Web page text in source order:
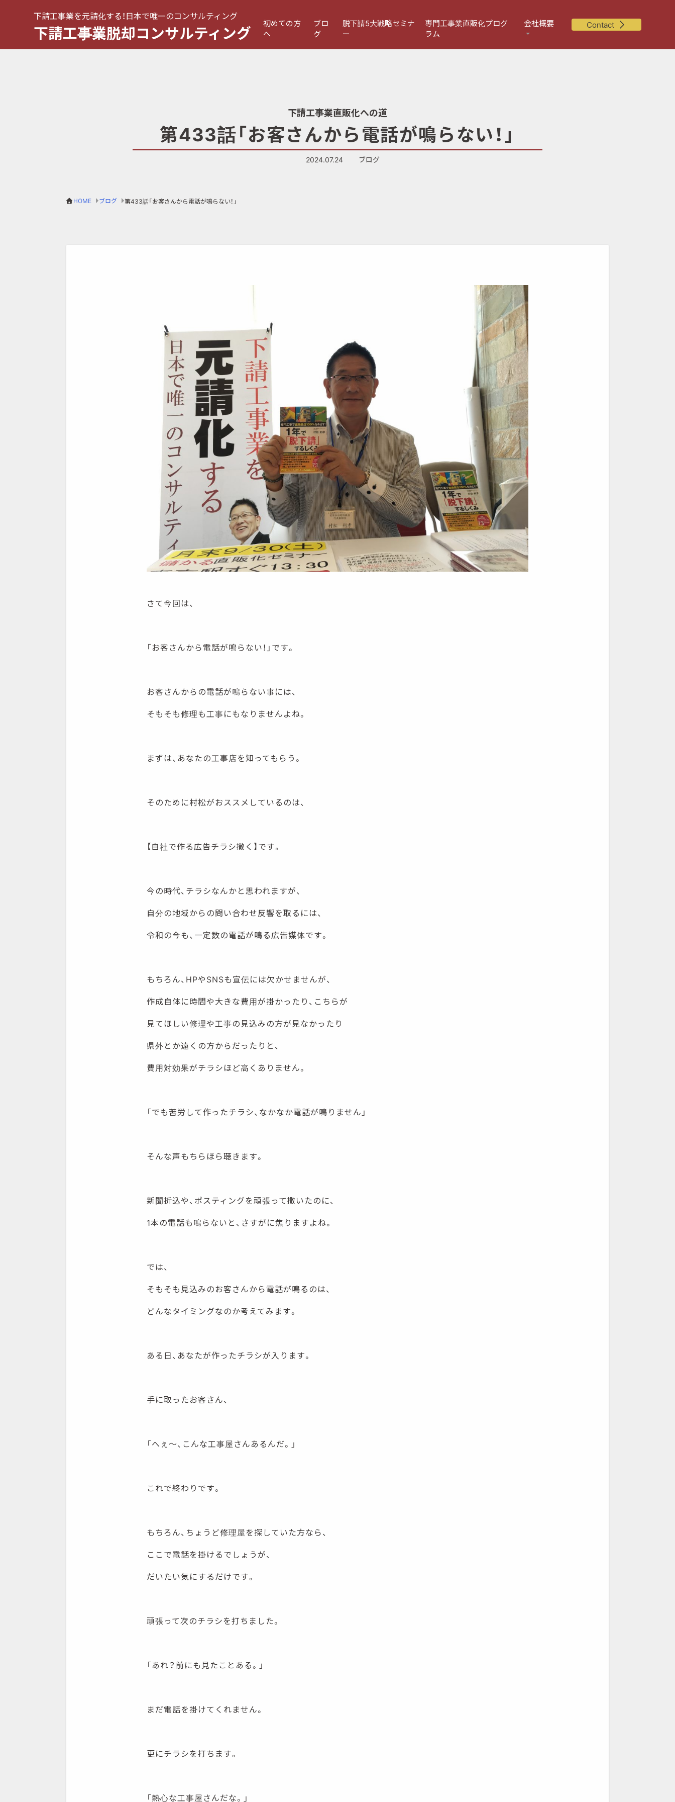
下請工事業を元請化する！日本で唯一のコンサルティング
下請工事業脱却コンサルティング
初めての方
へ
ブロ
グ
脱下請5大戦略セミナ
ー
専門工事業直販化プログ
ラム
会社概要 Contact
下請工事業直販化への道
第433話「お客さんから電話が鳴らない！」
2024.07.24 ブログ
HOME ブログ 第433話「お客さんから電話が鳴らない！」
さて今回は、
「お客さんから電話が鳴らない！」です。
お客さんからの電話が鳴らない事には、
そもそも修理も工事にもなりませんよね。
まずは、あなたの工事店を知ってもらう。
そのために村松がおススメしているのは、
【自社で作る広告チラシ撒く】です。
今の時代、チラシなんかと思われますが、
自分の地域からの問い合わせ反響を取るには、
令和の今も、一定数の電話が鳴る広告媒体です。
もちろん、HPやSNSも宣伝には欠かせませんが、
作成自体に時間や大きな費用が掛かったり、こちらが
見てほしい修理や工事の見込みの方が見なかったり
県外とか遠くの方からだったりと、
費用対効果がチラシほど高くありません。
「でも苦労して作ったチラシ、なかなか電話が鳴りません」
そんな声もちらほら聴きます。
新聞折込や、ポスティングを頑張って撒いたのに、
1本の電話も鳴らないと、さすがに焦りますよね。
では、
そもそも見込みのお客さんから電話が鳴るのは、
どんなタイミングなのか考えてみます。
ある日、あなたが作ったチラシが入ります。
手に取ったお客さん、
「へぇ～、こんな工事屋さんあるんだ。」
これで終わりです。
もちろん、ちょうど修理屋を探していた方なら、
ここで電話を掛けるでしょうが、
だいたい気にするだけです。
頑張って次のチラシを打ちました。
「あれ？前にも見たことある。」
まだ電話を掛けてくれません。
更にチラシを打ちます。
「熱心な工事屋さんだな。」